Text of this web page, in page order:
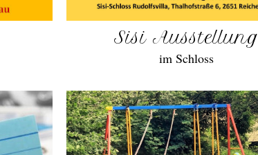
Sisi Ausstellung
im Schloss